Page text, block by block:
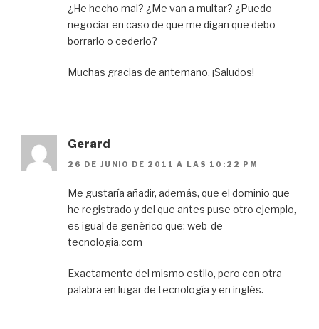
¿He hecho mal? ¿Me van a multar? ¿Puedo
negociar en caso de que me digan que debo
borrarlo o cederlo?
Muchas gracias de antemano. ¡Saludos!
Gerard
26 DE JUNIO DE 2011 A LAS 10:22 PM
Me gustaría añadir, además, que el dominio que
he registrado y del que antes puse otro ejemplo,
es igual de genérico que: web-de-
tecnologia.com
Exactamente del mismo estilo, pero con otra
palabra en lugar de tecnología y en inglés.